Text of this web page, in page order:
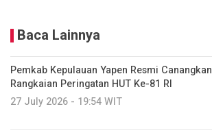
Baca Lainnya
Pemkab Kepulauan Yapen Resmi Canangkan
Rangkaian Peringatan HUT Ke-81 RI
27 July 2026 - 19:54 WIT